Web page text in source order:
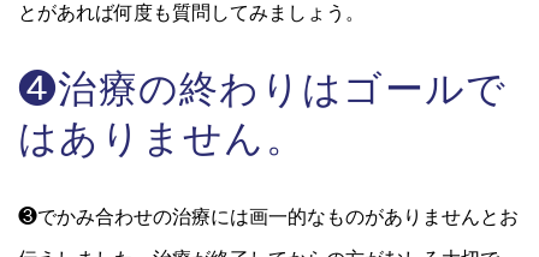
とがあれば何度も質問してみましょう。
❹治療の終わりはゴールで
はありません。
❸でかみ合わせの治療には画一的なものがありませんとお